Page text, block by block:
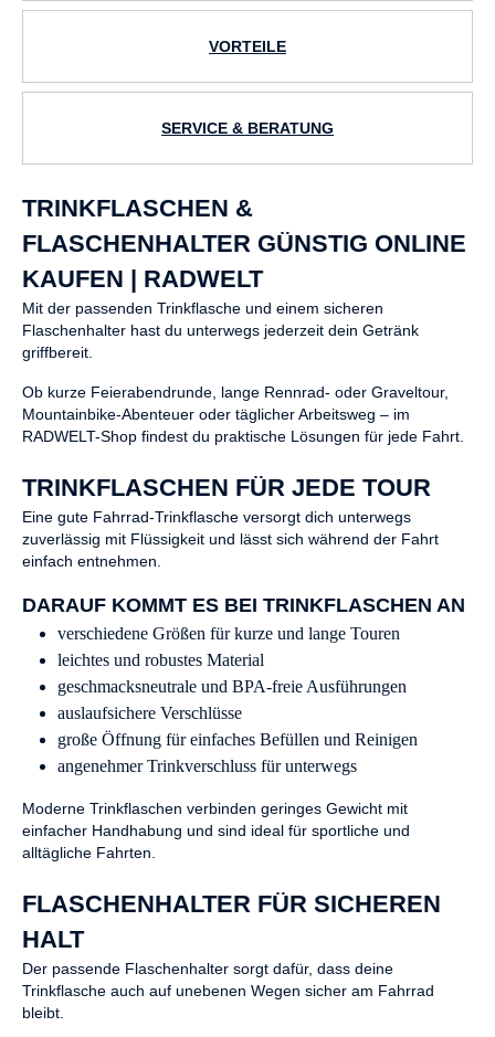
VORTEILE
SERVICE & BERATUNG
TRINKFLASCHEN &
FLASCHENHALTER GÜNSTIG ONLINE
KAUFEN | RADWELT
Mit der passenden Trinkflasche und einem sicheren
Flaschenhalter hast du unterwegs jederzeit dein Getränk
griffbereit.
Ob kurze Feierabendrunde, lange Rennrad- oder Graveltour,
Mountainbike-Abenteuer oder täglicher Arbeitsweg – im
RADWELT-Shop findest du praktische Lösungen für jede Fahrt.
TRINKFLASCHEN FÜR JEDE TOUR
Eine gute Fahrrad-Trinkflasche versorgt dich unterwegs
zuverlässig mit Flüssigkeit und lässt sich während der Fahrt
einfach entnehmen.
DARAUF KOMMT ES BEI TRINKFLASCHEN AN
verschiedene Größen für kurze und lange Touren
leichtes und robustes Material
geschmacksneutrale und BPA-freie Ausführungen
auslaufsichere Verschlüsse
große Öffnung für einfaches Befüllen und Reinigen
angenehmer Trinkverschluss für unterwegs
Moderne Trinkflaschen verbinden geringes Gewicht mit
einfacher Handhabung und sind ideal für sportliche und
alltägliche Fahrten.
FLASCHENHALTER FÜR SICHEREN
HALT
Der passende Flaschenhalter sorgt dafür, dass deine
Trinkflasche auch auf unebenen Wegen sicher am Fahrrad
bleibt.